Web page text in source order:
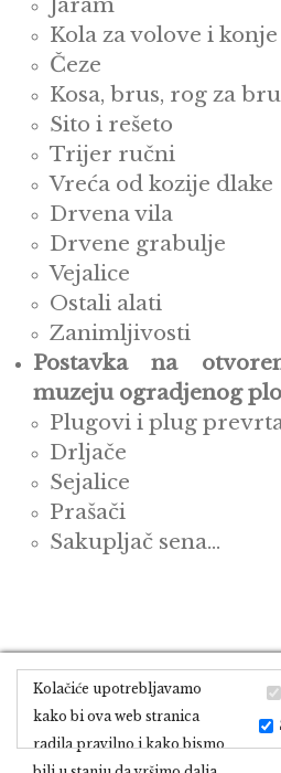
Kola za volove i konje
Čeze
Kosa, brus, rog za
Sito i rešeto
Trijer ručni
Vreća od kozije dlake
Drvena vila
Drvene grabulje
Vejalice
Ostali alati
Zanimljivosti
Postavka na
muzeju ogradjenog
Plugovi i plug
Drljače
Sejalice
Prašači
Sakupljač sena...
Kolačiće upotrebljavamo
kako bi ova web stranica
radila pravilno i kako bismo